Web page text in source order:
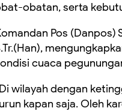
obatan, serta
Pos (Danpos)
cuaca
wilayah dengan
kapan saja. Oleh